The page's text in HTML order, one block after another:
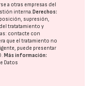
a otras empresas del
interna.Derechos:
supresión,
tratatamiento y
contacte con
que el tratamiento no
puede presentar
.Más información:
Datos